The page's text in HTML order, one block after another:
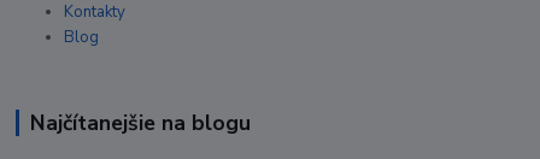
Kontakty
Blog
Najčítanejšie na blogu